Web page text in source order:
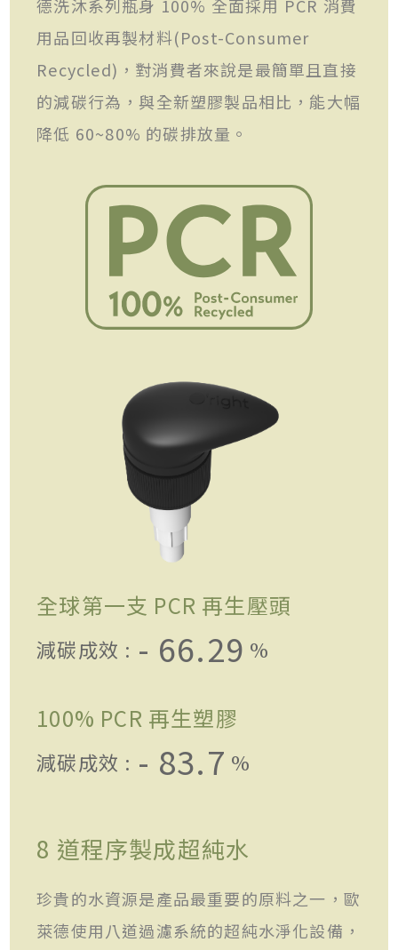
德洗沐系列瓶身 100% 全面採用 PCR 消費
用品回收再製材料(Post-Consumer
Recycled)，對消費者來說是最簡單且直接
的減碳行為，與全新塑膠製品相比，能大幅
降低 60~80% 的碳排放量。
全球第一支 PCR 再生壓頭
減碳成效 : - 66.29 %
100% PCR 再生塑膠
減碳成效 : - 83.7 %
8 道程序製成超純水
珍貴的水資源是產品最重要的原料之一，歐
萊德使用八道過濾系統的超純水淨化設備，